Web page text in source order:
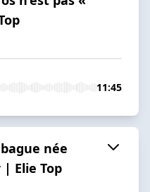
11:45
bague née
| Elie Top